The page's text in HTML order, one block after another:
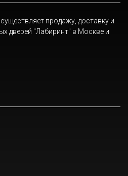
продажу, доставку и
дверей "Лабиринт" в Москве и